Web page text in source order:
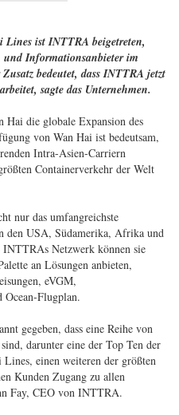
Lines ist INTTRA beigetreten,
und Informationsanbieter im
bedeutet, dass INTTRA jetzt
sagte das Unternehmen.
Hai die globale Expansion des
von Wan Hai ist bedeutsam,
Intra-Asien-Carriern
Containerverkehr der Welt
nur das umfangreichste
den USA, Südamerika, Afrika und
Netzwerk können sie
an Lösungen anbieten,
eVGM,
Ocean-Flugplan.
gegeben, dass eine Reihe von
darunter eine der Top Ten der
einen weiteren der größten
Kunden Zugang zu allen
Fay, CEO von INTTRA.